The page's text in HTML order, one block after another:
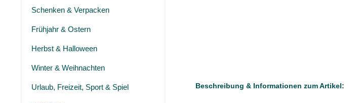
Schenken & Verpacken
Frühjahr & Ostern
Herbst & Halloween
Winter & Weihnachten
Urlaub, Freizeit, Sport & Spiel Beschreibung & Informationen zum Artikel: